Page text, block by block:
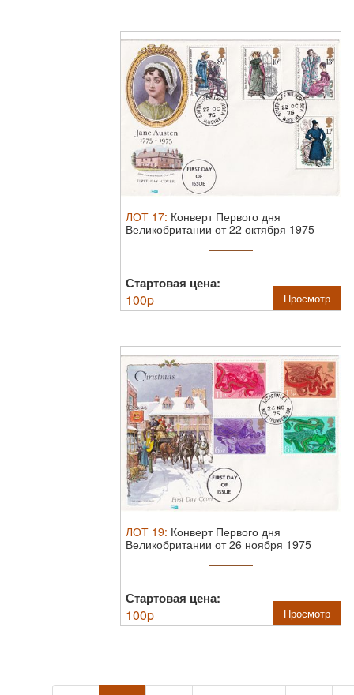
ЛОТ 17: Конверт Первого дня
Великобритании от 22 октября 1975
Стартовая цена:
100p Просмотр
ЛОТ 19: Конверт Первого дня
Великобритании от 26 ноября 1975
Стартовая цена:
100p Просмотр